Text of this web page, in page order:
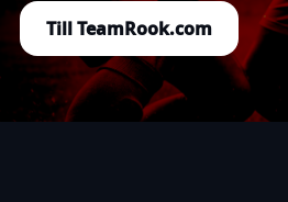
Till TeamRook.com